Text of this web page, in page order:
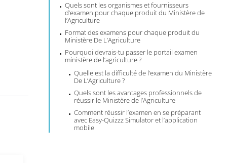
Quels sont les organismes et fournisseurs
d’examen pour chaque produit du Ministère de
l’Agriculture
Format des examens pour chaque produit du
Ministère De L’Agriculture
Pourquoi devrais-tu passer le portail examen
ministère de l’agriculture ?
Quelle est la difficulté de l’examen du Ministère
De L’Agriculture ?
Quels sont les avantages professionnels de
réussir le Ministère de l’Agriculture
Comment réussir l’examen en se préparant
avec Easy-Quizzz Simulator et l’application
mobile